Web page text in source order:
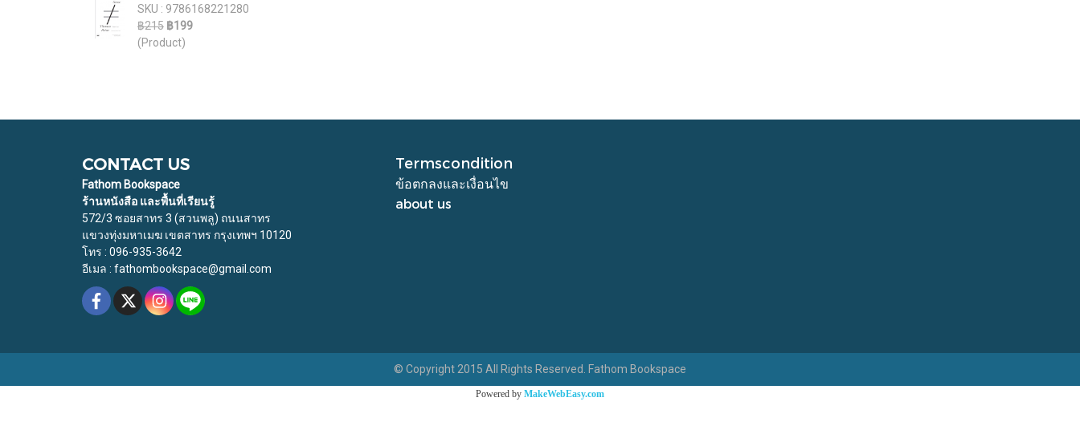
SKU : 9786168221280
฿215 ฿199
(Product)
CONTACT US
Fathom Bookspace
ร้านหนังสือ และพื้นที่เรียนรู้
572/3 ซอยสาทร 3 (สวนพลู) ถนนสาทร
แขวงทุ่งมหาเมฆ เขตสาทร กรุงเทพฯ 10120
โทร : 096-935-3642
อีเมล : fathombookspace@gmail.com
Termscondition
ข้อตกลงและเงื่อนไข
about us
© Copyright 2015 All Rights Reserved. Fathom Bookspace
Powered by MakeWebEasy.com